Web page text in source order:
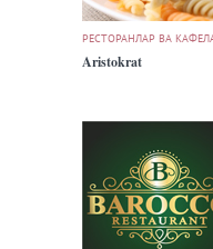
РЕСТОРАНЛАР ВА
Aristokrat